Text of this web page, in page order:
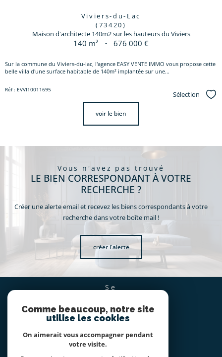
Viviers-du-Lac
(73420)
Maison d'architecte 140m2 sur les hauteurs du Viviers
140 m² - 676 000 €
Sur la commune du Viviers-du-lac, l'agence EASY VENTE IMMO vous propose cette
belle villa d'une surface habitable de 140m² implantée sur une...
Réf : EVVI10011695
Sélection
voir le bien
vous n'avez pas trouvé
LE BIEN CORRESPONDANT À VOTRE
RECHERCHE ?
Créer une alerte email et recevez les biens correspondants à votre
recherche dans votre boîte mail !
créer l'alerte
se
espace propriétaire
nous
SUIVRE
Comme beaucoup, notre site
utilise les cookies
On aimerait vous accompagner pendant
votre visite.